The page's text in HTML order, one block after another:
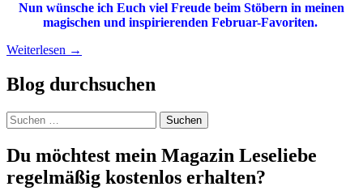
Nun wünsche ich Euch viel Freude beim Stöbern in meinen
magischen und inspirierenden Februar-Favoriten.
Weiterlesen →
Blog durchsuchen
Suchen
nach:
Du möchtest mein Magazin Leseliebe
regelmäßig kostenlos erhalten?